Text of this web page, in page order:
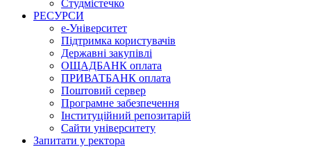
Студмістечко
РЕСУРСИ
е-Університет
Підтримка користувачів
Державні закупівлі
ОЩАДБАНК оплата
ПРИВАТБАНК оплата
Поштовий сервер
Програмне забезпечення
Інституційний репозитарій
Сайти університету
Запитати у ректора